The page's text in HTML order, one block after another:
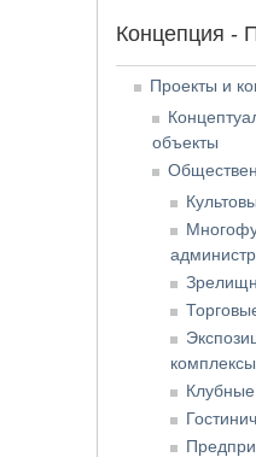
Концепция -
Проекты и
объекты
комплексы